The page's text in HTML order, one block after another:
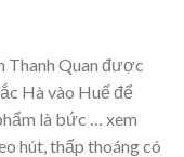
Thanh Quan được
Hà vào Huế để
là bức
… xem
hút, thấp thoáng có